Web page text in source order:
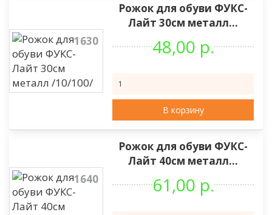
1630
Рожок для обуви ФУКС-
Лайт 30см металл...
48,00 р.
В корзину
1640
Рожок для обуви ФУКС-
Лайт 40см металл...
61,00 р.